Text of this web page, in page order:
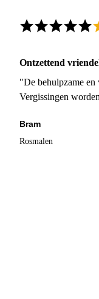
Ontzettend
"De behulpzame en
Vergissingen
Bram
Rosmalen